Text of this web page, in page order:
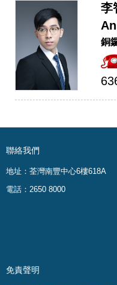
李
銅
聯絡我們
地址：荃灣南豐中心6樓618A
電話：2650 8000
免責聲明